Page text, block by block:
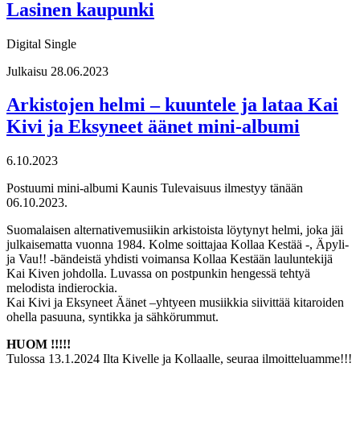
Lasinen kaupunki
Digital Single
Julkaisu 28.06.2023
Arkistojen helmi – kuuntele ja lataa Kai
Kivi ja Eksyneet äänet mini-albumi
6.10.2023
Postuumi mini-albumi Kaunis Tulevaisuus ilmestyy tänään
06.10.2023.
Suomalaisen alternativemusiikin arkistoista löytynyt helmi, joka jäi
julkaisematta vuonna 1984. Kolme soittajaa Kollaa Kestää -, Äpyli-
ja Vau!! -bändeistä yhdisti voimansa Kollaa Kestään lauluntekijä
Kai Kiven johdolla. Luvassa on postpunkin hengessä tehtyä
melodista indierockia.
Kai Kivi ja Eksyneet Äänet –yhtyeen musiikkia siivittää kitaroiden
ohella pasuuna, syntikka ja sähkörummut.
HUOM !!!!!
Tulossa 13.1.2024 Ilta Kivelle ja Kollaalle, seuraa ilmoitteluamme!!!